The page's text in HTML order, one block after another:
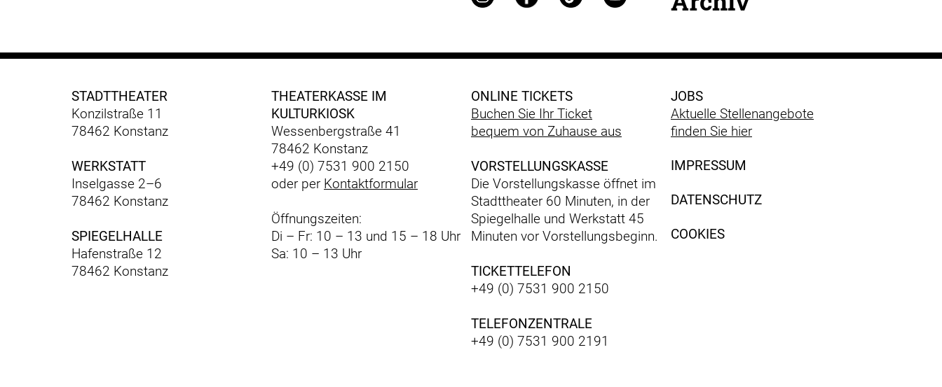
STADTTHEATER
Konzilstraße 11
78462 Konstanz
WERKSTATT
Inselgasse 2–6
78462 Konstanz
SPIEGELHALLE
Hafenstraße 12
78462 Konstanz
THEATERKASSE IM
KULTURKIOSK
Wessenbergstraße 41
78462 Konstanz
+49 (0) 7531 900 2150
oder per Kontaktformular
Öffnungszeiten:
Di – Fr: 10 – 13 und 15 – 18 Uhr
Sa: 10 – 13 Uhr
ONLINE TICKETS
Buchen Sie Ihr Ticket
bequem von Zuhause aus
VORSTELLUNGSKASSE
Die Vorstellungskasse öffnet im
Stadttheater 60 Minuten, in der
Spiegelhalle und Werkstatt 45
Minuten vor Vorstellungsbeginn.
TICKETTELEFON
+49 (0) 7531 900 2150
TELEFONZENTRALE
+49 (0) 7531 900 2191
JOBS
Aktuelle Stellenangebote
finden Sie hier
IMPRESSUM
DATENSCHUTZ
COOKIES